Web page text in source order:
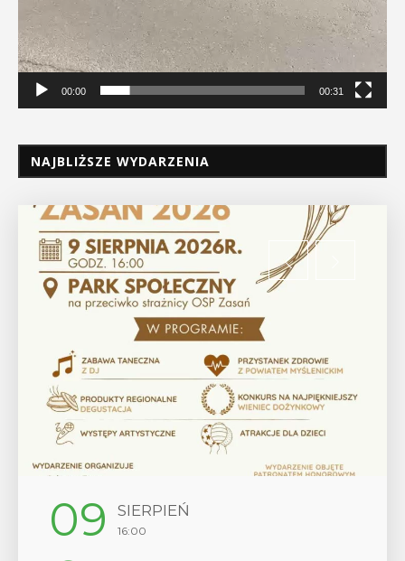
00:00 00:31
NAJBLIŻSZE WYDARZENIA
12 SIERPIEŃ